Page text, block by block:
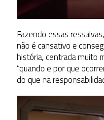
Fazendo essas
não é cansativo e
história, centrada muito
“quando e por que
do que na